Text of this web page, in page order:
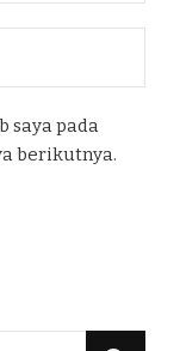
saya pada
berikutnya.